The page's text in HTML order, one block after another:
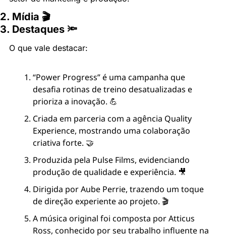
2. Mídia 🎬
3. Destaques 🔦
O que vale destacar:
“Power Progress” é uma campanha que
desafia rotinas de treino desatualizadas e
prioriza a inovação. 💪
Criada em parceria com a agência Quality
Experience, mostrando uma colaboração
criativa forte. 🤝
Produzida pela Pulse Films, evidenciando
produção de qualidade e experiência. 🎥
Dirigida por Aube Perrie, trazendo um toque
de direção experiente ao projeto. 🎬
A música original foi composta por Atticus
Ross, conhecido por seu trabalho influente na